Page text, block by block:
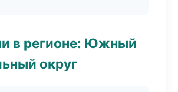
в регионе: Южный
округ